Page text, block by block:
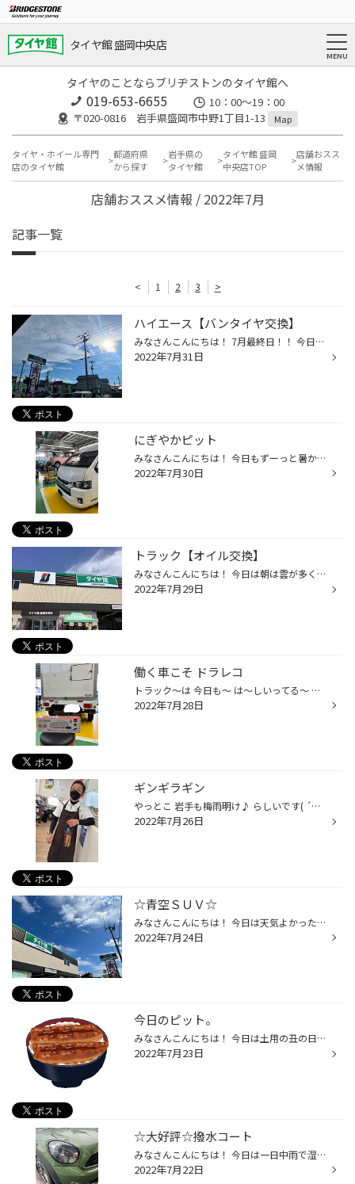
タイヤ館 盛岡中央店
タイヤのことならブリヂストンのタイヤ館へ
019-653-6655
10：00～19：00
〒020-0816 岩手県盛岡市中野1丁目1-13
Map
タイヤ・ホイール専門
店のタイヤ館
都道府県
から探す
岩手県の
タイヤ館
タイヤ館 盛岡
中央店TOP
店舗おスス
メ情報
店舗おススメ情報 / 2022年7月
記事一覧
< 1 2 3 >
ハイエース【バンタイヤ交換】
みなさんこんにちは！ 7月最終日！！ 今日も朝からジリジリと暑いですね( ´△｀) 外にいるとバテそうになる中、昆虫は元気に飛んでました(・Д・) しかもスズメバチ！！ 挑発させないように写真を撮りました。 皆さんもお気をつけを。 今回ご紹介するのはハイエースのタイヤ組み替え作業です。 バッド...
2022年7月31日
にぎやかピット
みなさんこんにちは！ 今日もずーっと暑かったですね！ 動いてなくても汗がダラダラでしたー( ´Д`) 本日は今日のピットの様子をお見せします。 奥からアライメント、タイヤ組み替え、アライメント。 賑わってます(´∀｀) こちらのおクルマはアライメントパックでの作業です。 奥からヘッドライト交換...
2022年7月30日
トラック【オイル交換】
みなさんこんにちは！ 今日は朝は雲が多くありましたが次第に晴れいつもどおり暑かったですね。 今日も2リットル以上の飲み物を消費した鈴木です(o_o) 本日ご紹介するのはいすゞエルフのオイル交換です。 顔周りが虫まみれです。 夜までお仕事を頑張っているの証拠ですね！ おつかれさまです。 注入...
2022年7月29日
働く車こそ ドラレコ
トラック～は 今日も～ は～しいってる～ さてさて 今回は 少し前に 取付作業をさせていただきました 保冷車！！！ 毎日 ながーい距離を走っているオーナー様です。 今回、難題だったのが 後ろが 箱 になっていること。 一般的には リアカメラも室内に取り付けます。 しかし 保冷車は 室外につける...
2022年7月28日
ギンギラギン
やっとこ 岩手も梅雨明け♪ らしいです( ´▽｀) いつも 元気いっぱいなチーフ！！ アウトドアが大好きで 山登り 魚釣り とにかく多趣味。 普段は ウキウキルンルンなチーフですが 今日は 珍しく 少々バテ気味？ 普段は くりんくりんおめめ が特長のチーフ。 今日は半分しか開いてない‥ タイヤの移動や...
2022年7月26日
☆青空ＳＵＶ☆
みなさんこんにちは！ 今日は天気よかったですねー！ 朝からバイクも多く走っていてツーリング日和だろうな(´ω｀) 本日ご紹介するのは新車のタフトへのドライブレコーダー 取付になります！ 取付するのはこちら。 日中はもちろん、夜間鮮明STARVISxHDR搭載 ユピテルSN-ST2200c‼︎ 電源はナビ裏からと...
2022年7月24日
今日のピット。
みなさんこんにちは！ 今日は土用の丑の日ですね！ みなさんウナギを食べるんでしょうか？ ちなみに私は好きです♪( ´▽｀) 本日、天気の方は晴れ➡︎雨➡︎晴れ➡︎雨でしたね( T_T) おかげでいつもよりモワッとしました。 本日はピットの様子をお伝えします。 アライメントパック作業！ パンク① パンク② ①...
2022年7月23日
☆大好評☆撥水コート
みなさんこんにちは！ 今日は一日中雨で湿気がすごく多くて嫌な1日でしたね(*_*) こんな雨降りの日、お乗りのおクルマのガラス、撥水してますか？ 今日ご紹介するのはフロントガラスの撥水コーティングです！ 施工するおクルマはこちら。 見覚えもある方も多いんじゃないでしょうか？ ..そう！ エフ...
2022年7月22日